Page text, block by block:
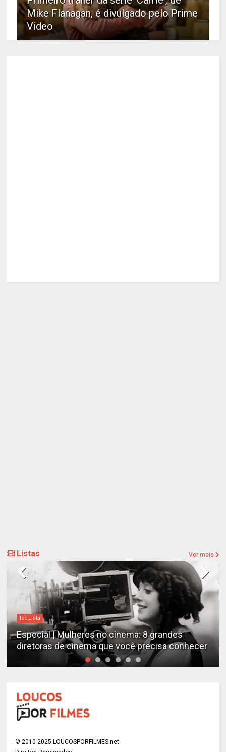
Mike Flanagan, é divulgado pelo Prime
Video
Listas Ver mais
Top Lista
Especial | Mulheres no cinema: 8 grandes
diretoras de cinema que você precisa conhecer
© 2010-2025 LOUCOSPORFILMES.net